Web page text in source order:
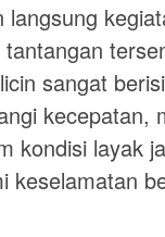
sangat
kecepatan,
kondisi layak
keselamatan